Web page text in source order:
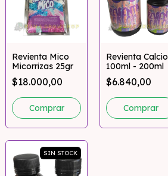
Revienta Mico
Micorrizas 25gr
$18.000,00
Revienta Calcio
100ml - 200ml
$6.840,00
Comprar
SIN STOCK